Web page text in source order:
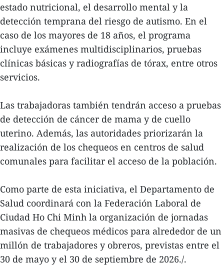
estado nutricional, el desarrollo mental y la
detección temprana del riesgo de autismo. En el
caso de los mayores de 18 años, el programa
incluye exámenes multidisciplinarios, pruebas
clínicas básicas y radiografías de tórax, entre otros
servicios.
Las trabajadoras también tendrán acceso a pruebas
de detección de cáncer de mama y de cuello
uterino. Además, las autoridades priorizarán la
realización de los chequeos en centros de salud
comunales para facilitar el acceso de la población.
Como parte de esta iniciativa, el Departamento de
Salud coordinará con la Federación Laboral de
Ciudad Ho Chi Minh la organización de jornadas
masivas de chequeos médicos para alrededor de un
millón de trabajadores y obreros, previstas entre el
30 de mayo y el 30 de septiembre de 2026./.